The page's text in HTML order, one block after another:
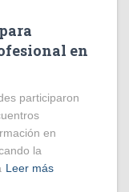
en
participaron
en
la
Leer más